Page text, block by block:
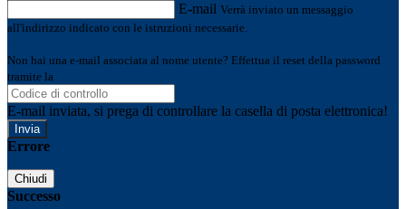
E-mail Verrà inviato un messaggio
all'indirizzo indicato con le istruzioni necessarie.
Non hai una e-mail associata al nome utente? Effettua il reset della password
tramite la
E-mail inviata, si prega di controllare la casella di posta elettronica!
Errore
Chiudi
Successo